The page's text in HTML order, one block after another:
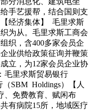
手艺援帮，结合国则支
经济集体】 毛里求斯
为从。毛里求斯工商会
织，含400多家会员企
业供给政策征询并鞭策
立，为12家会员企业协
毛里求斯贸易银行
SBM Holdings）【人
、免费教育、赋闲布
有病院15所，地域医疗